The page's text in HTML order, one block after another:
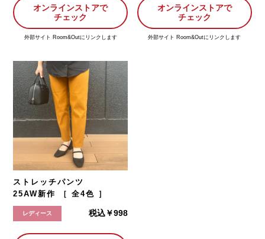
オンラインストアで
チェック
外部サイト Room&Outにリンクします
オンラインストアで
チェック
外部サイト Room&Outにリンクします
ストレッチパンツ
25AW新作 ［ 全4色 ］
レディース 税込￥998